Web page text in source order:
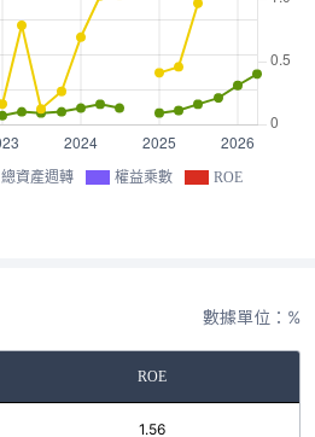
總資產週轉 權益乘數 ROE
數據單位：%
ROE
1.56